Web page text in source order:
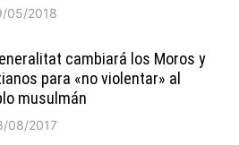
05/2018
cambiará los Moros y
para «no violentar» al
musulmán
08/2017